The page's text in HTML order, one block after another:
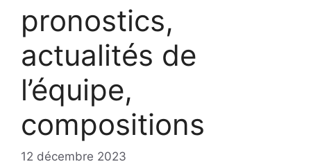
pronostics,
actualités de
l’équipe,
compositions
12 décembre 2023